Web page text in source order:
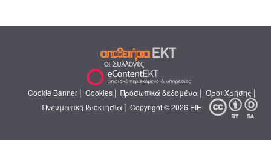
Cookie Banner | Cookies | Προσωπικά δεδομένα | Όροι Χρήσης |
Πνευματική Ιδιοκτησία | Copyright © 2026 ΕΙΕ